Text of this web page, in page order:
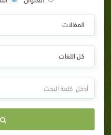
المقالات
كل اللغات